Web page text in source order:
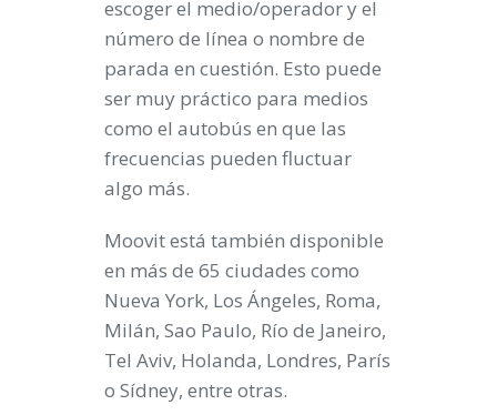
escoger el medio/operador y el
número de línea o nombre de
parada en cuestión. Esto puede
ser muy práctico para medios
como el autobús en que las
frecuencias pueden fluctuar
algo más.
Moovit está también disponible
en más de 65 ciudades como
Nueva York, Los Ángeles, Roma,
Milán, Sao Paulo, Río de Janeiro,
Tel Aviv, Holanda, Londres, París
o Sídney, entre otras.